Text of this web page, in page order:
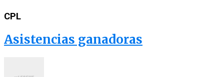
CPL
Asistencias ganadoras